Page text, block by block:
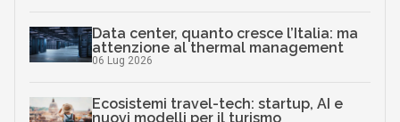
Data center, quanto cresce l’Italia: ma
attenzione al thermal management
06 Lug 2026
Ecosistemi travel-tech: startup, AI e
nuovi modelli per il turismo